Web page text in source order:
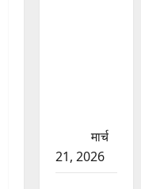
मार्च
21, 2026